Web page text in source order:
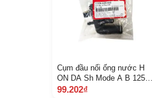
Cụm đầu nối ống nước H
ON DA Sh Mode A B 125
150 Vario Pcx S H 125 150
99.202₫